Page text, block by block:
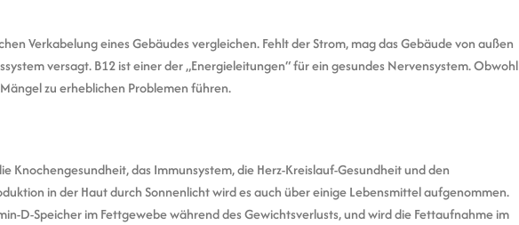
Verkabelung eines Gebäudes vergleichen. Fehlt der Strom, mag das Gebäude von außen
versagt. B12 ist einer der „Energieleitungen“ für ein gesundes Nervensystem. Obwohl
zu erheblichen Problemen führen.
Knochengesundheit, das Immunsystem, die Herz-Kreislauf-Gesundheit und den
in der Haut durch Sonnenlicht wird es auch über einige Lebensmittel aufgenommen.
D-Speicher im Fettgewebe während des Gewichtsverlusts, und wird die Fettaufnahme im